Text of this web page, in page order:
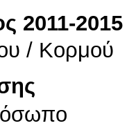
2011-2015
/ Κορμού